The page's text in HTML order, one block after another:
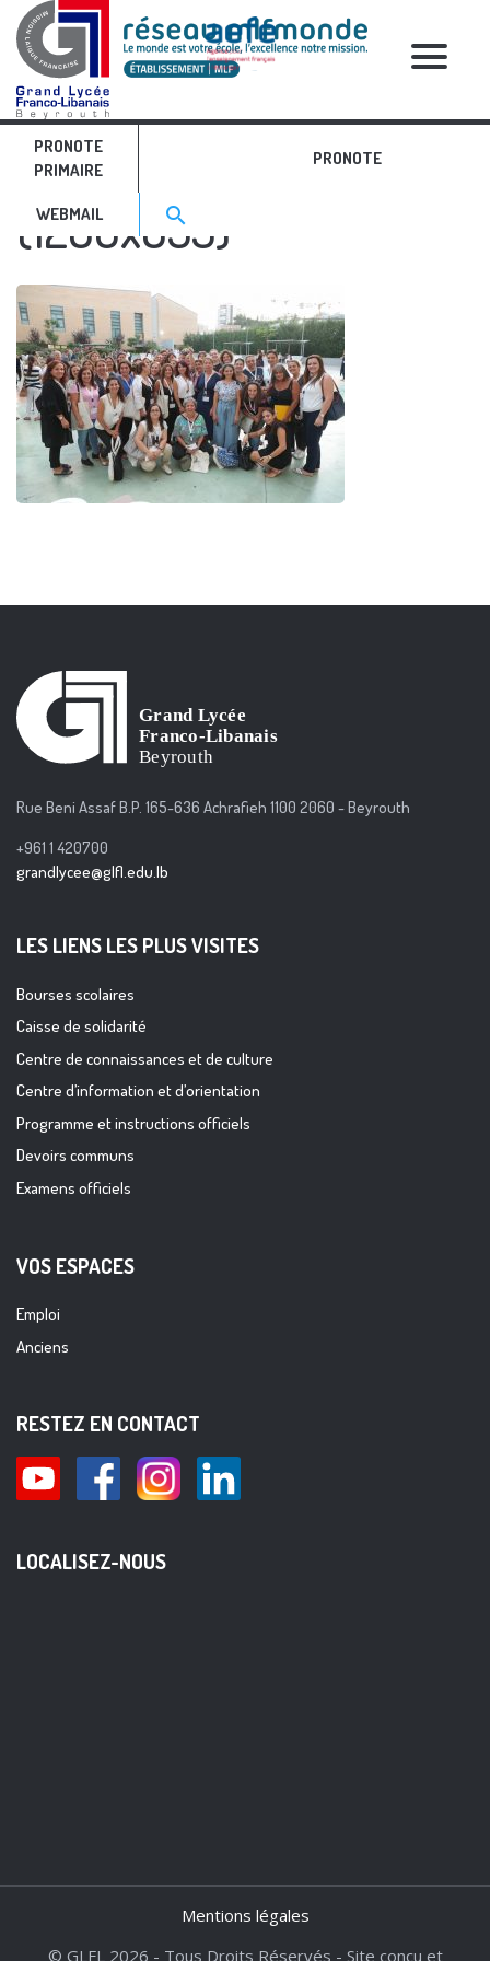
PRONOTE
PRIMAIRE
PRONOTE
WEBMAIL Search for:>
search
RELATIVE POSTS
rentrée mlf 2
(1280x853)
Rue Beni Assaf B.P. 165-636 Achrafieh 1100 2060 - Beyrouth
+961 1 420700
grandlycee@glfl.edu.lb
LES LIENS LES PLUS VISITES
Bourses scolaires
Caisse de solidarité
Centre de connaissances et de culture
Centre d’information et d’orientation
Programme et instructions officiels
Devoirs communs
Examens officiels
VOS ESPACES
Emploi
Anciens
RESTEZ EN CONTACT
LOCALISEZ-NOUS
Mentions légales
© GLFL 2026 - Tous Droits Réservés - Site conçu et